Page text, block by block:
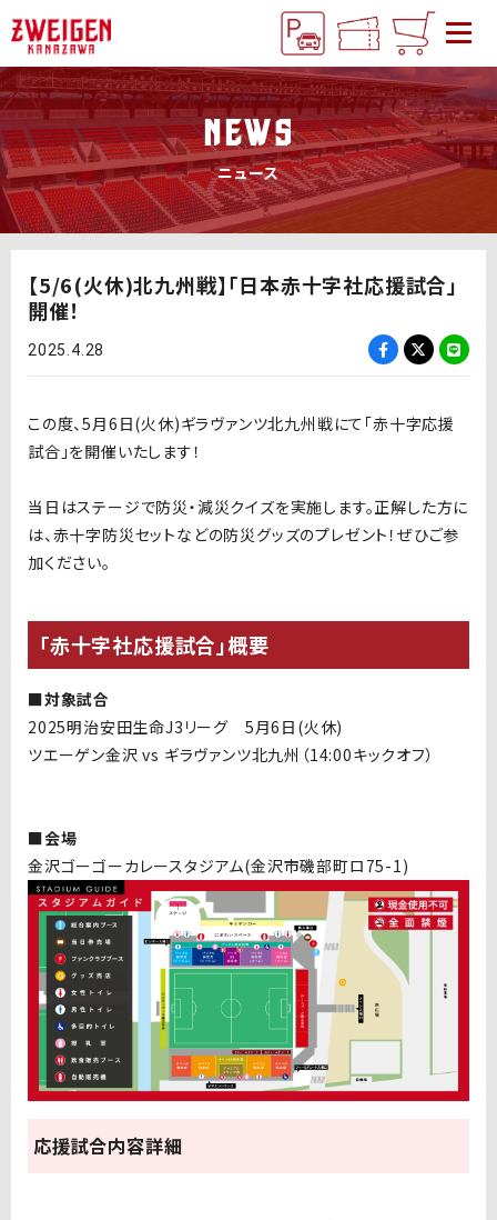
NEWS
ニュース
【5/6(火休)北九州戦】「日本赤十字社応援試合」
開催！
2025.4.28
この度、5月6日(火休)ギラヴァンツ北九州戦にて 「赤十字応援
試合」を開催いたします！
当日はステージで防災・減災クイズを実施します。正解した方に
は、赤十字防災セットなどの防災グッズのプレゼント！ぜひご参
加ください。
「赤十字社応援試合」概要
■対象試合
2025明治安田生命J3リーグ 5月6日(火休)
ツエーゲン金沢 vs ギラヴァンツ北九州（14:00キックオフ）
■会場
金沢ゴーゴーカレースタジアム(金沢市磯部町ロ75-1)
応援試合内容詳細